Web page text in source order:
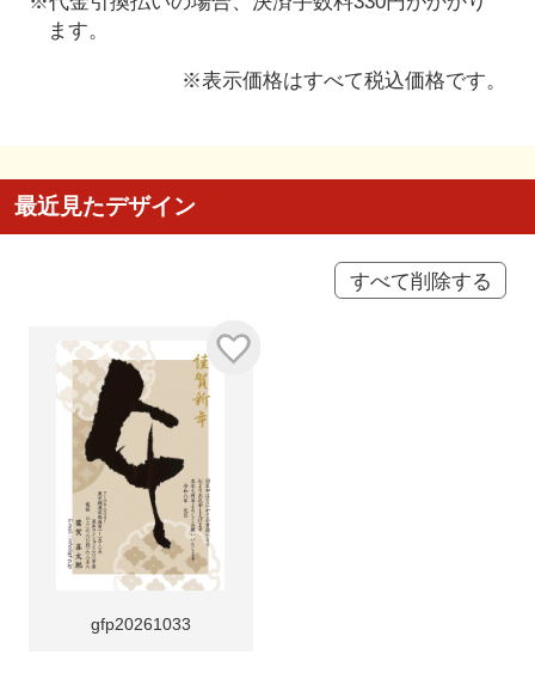
ます。
※表示価格はすべて税込価格です。
最近見たデザイン
すべて削除する
gfp20261033